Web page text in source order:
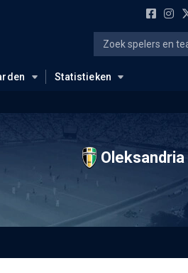
Statistieken
Oleksandria